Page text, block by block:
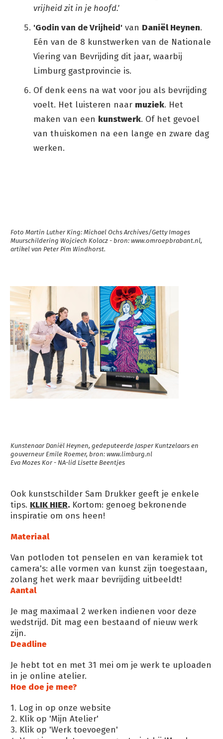
vrijheid zit in je hoofd.'
'Godin van de Vrijheid'van Daniël Heynen.
Eén van de 8 kunstwerken van de Nationale
Viering van Bevrijding dit jaar, waarbij
Limburg gastprovincie is.
Of denk eens na wat voor jou als bevrijding
voelt. Het luisteren naar muziek. Het
maken van een kunstwerk. Of het gevoel
van thuiskomen na een lange en zware dag
werken.
Foto Martin Luther King: Michael Ochs Archives/Getty Images
Muurschildering Wojciech Kolacz - bron: www.omroepbrabant.nl,
artikel van Peter Pim Windhorst.
Kunstenaar Daniël Heynen, gedeputeerde Jasper Kuntzelaars en
gouverneur Emile Roemer, bron: www.limburg.nl
Eva Mozes Kor - NA-lid Lisette Beentjes
Ook kunstschilder Sam Drukker geeft je enkele
tips. KLIK HIER. Kortom: genoeg bekronende
inspiratie om ons heen!
Materiaal
Van potloden tot penselen en van keramiek tot
camera's: alle vormen van kunst zijn toegestaan,
zolang het werk maar bevrijding uitbeeldt!
Aantal
Je mag maximaal 2 werken indienen voor deze
wedstrijd. Dit mag een bestaand of nieuw werk
zijn.
Deadline
Je hebt tot en met 31 mei om je werk te uploaden
in je online atelier.
Hoe doe je mee?
1. Log in op onze website
2. Klik op 'Mijn Atelier'
3. Klik op 'Werk toevoegen'